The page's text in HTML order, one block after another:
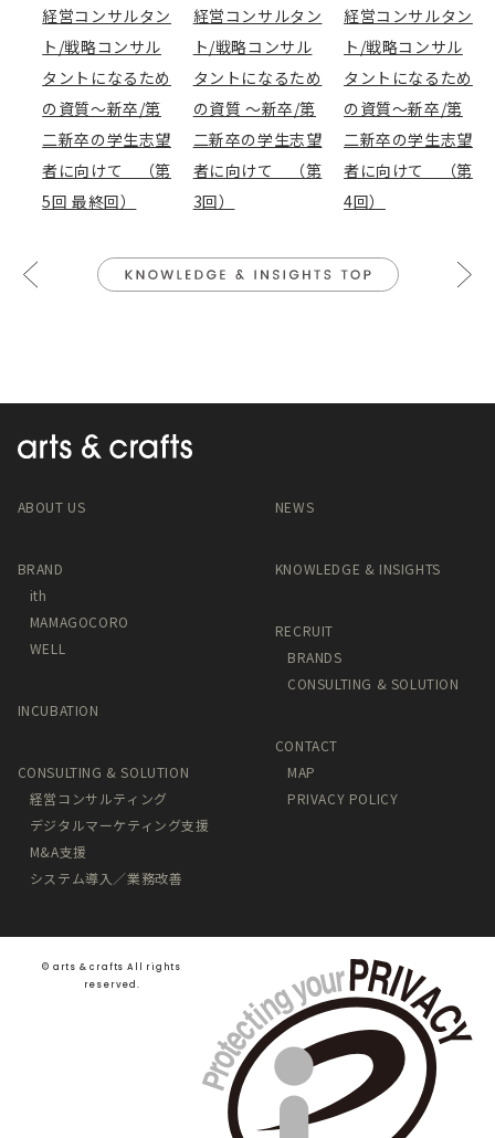
e
b
o
o
k
e
e
n
a
k
e
t
経営コンサルタン
ト/戦略コンサル
タントになるため
の資質～新卒/第
二新卒の学生志望
者に向けて （第
5回 最終回）
経営コンサルタン
ト/戦略コンサル
タントになるため
の資質 ～新卒/第
二新卒の学生志望
者に向けて （第
3回）
経営コンサルタン
ト/戦略コンサル
タントになるため
の資質～新卒/第
二新卒の学生志望
者に向けて （第
4回）
ABOUT US
BRAND
ith
MAMAGOCORO
WELL
INCUBATION
CONSULTING & SOLUTION
経営コンサルティング
デジタルマーケティング支援
M&A支援
システム導入／業務改善
NEWS
KNOWLEDGE & INSIGHTS
RECRUIT
BRANDS
CONSULTING & SOLUTION
CONTACT
MAP
PRIVACY POLICY
©️ arts & crafts All rights
reserved.